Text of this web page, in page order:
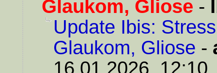
Glaukom, Gliose -
Update Ibis:
Glaukom, Gliose -
16.01.2026, 12:10